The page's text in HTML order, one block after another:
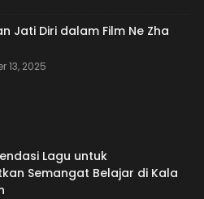
Jati Diri dalam Film Ne Zha
13, 2025
Lagu untuk
Semangat Belajar di Kala